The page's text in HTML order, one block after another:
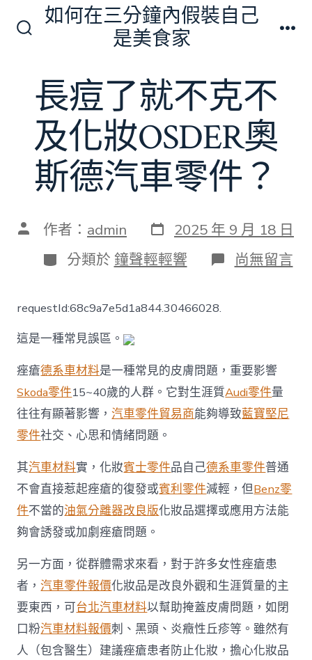
開
如何在三分鐘內假裝自己
是美食家
長痘了就不克不
及化妝OSDER奧
斯德汽車零件？
文 作者： admin 發
表
日
期
2025 年 9 月 18 日
分
類
分類於 鐘聲輕輕響 在
〈長
及
化
妝
OSDER
汽
車
零
件？〉
尚無留言
requestId:68c9a7e5d1a844.30466028.
這是一種常見誤區。
痤瘡德系車材料是一種常見的皮膚問題，重要影響
Skoda零件15~40歲的人群。它對生涯質Audi零件量
往往有顯著影響，汽車零件貿易商能夠導致藍寶堅尼
零件社交、心思和情緒問題。
其汽車材料實，化妝賓士零件品自己德系車零件普通
不會直接惹起痤瘡的復發或賓利零件減輕，但Benz零
件不當的油氣分離器改良版化妝品選擇或應用方法能
夠會誘發或加劇痤瘡問題。
另一方面，從群體需求來看，對于許多女性痤瘡患
者，汽車零件報價化妝品是改良外觀和生涯質量的主
要東西，可台北汽車材料以幫助掩蓋皮膚問題，如閉
口粉汽車材料報價刺、黑頭、炎癥性丘疹等。雖然有
人（包含醫生）建議痤瘡患者防止化妝，擔心化妝品